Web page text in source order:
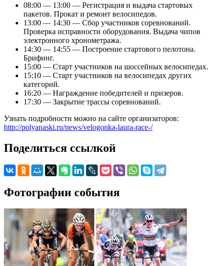
08:00 — 13:00 — Регистрация и выдача стартовых
пакетов. Прокат и ремонт велосипедов.
13:00 — 14:30 — Сбор участников соревнований.
Проверка исправности оборудования. Выдача чипов
электронного хронометража.
14:30 — 14:55 — Построение стартового пелотона.
Брифинг.
15:00 — Старт участников на шоссейных велосипедах.
15:10 — Старт участников на велосипедах других
категорий.
16:20 — Награждение победителей и призеров.
17:30 — Закрытие трассы соревнований.
Узнать подробности можно на сайте организаторов:
http://polyanaski.ru/news/velogonka-laura-race-/
Поделиться ссылкой
Фотографии события